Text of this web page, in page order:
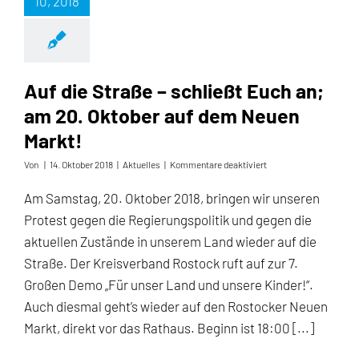
Auf die Straße – schließt Euch an;
am 20. Oktober auf dem Neuen
Markt!
Von | 14. Oktober 2018 | Aktuelles | Kommentare deaktiviertfür
Straße
–
schließt
Euch
an;
am
20.
Oktober
auf
dem
Am Samstag, 20. Oktober 2018, bringen wir unseren
Protest gegen die Regierungspolitik und gegen die
aktuellen Zustände in unserem Land wieder auf die
Straße. Der Kreisverband Rostock ruft auf zur 7.
Großen Demo „Für unser Land und unsere Kinder!“.
Auch diesmal geht’s wieder auf den Rostocker Neuen
Markt, direkt vor das Rathaus. Beginn ist 18:00 [...]